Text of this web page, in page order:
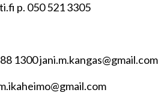
p. 050 521 3305
1300 jani.m.kangas@gmail.com